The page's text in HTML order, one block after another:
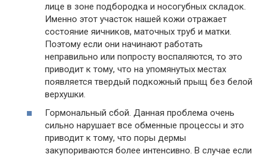
лице в зоне подбородка и носогубных складок.
Именно этот участок нашей кожи отражает
состояние яичников, маточных труб и матки.
Поэтому если они начинают работать
неправильно или попросту воспаляются, то это
приводит к тому, что на упомянутых местах
появляется твердый подкожный прыщ без белой
верхушки.
Гормональный сбой. Данная проблема очень
сильно нарушает все обменные процессы и это
приводит к тому, что поры дермы
закупориваются более интенсивно. В случае если